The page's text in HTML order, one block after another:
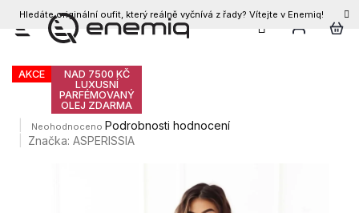
Přejít
Hledáte originální oufit, který reálně vyčnívá z řady? Vítejte v Enemiq!
CZK
Dámské kraťasy ZAIRA
AKCE
NAD 7500 KČ
LUXUSNÍ
PARFÉMOVANÝ
OLEJ ZDARMA
Průměrné
hodnocení
Neohodnoceno Podrobnosti hodnocení
Značka:ASPERISSIA